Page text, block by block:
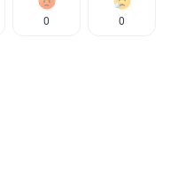
0 0